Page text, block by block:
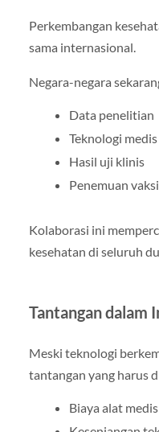
Perkembangan
sama internasional.
Negara-negara
Data penelitian
Teknologi medis
Hasil uji klinis
Penemuan
Kolaborasi ini
kesehatan di seluruh
Tantangan dalam
Meski teknologi
tantangan yang harus
Biaya alat